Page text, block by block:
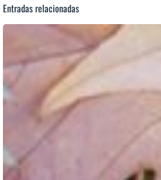
Entradas relacionadas